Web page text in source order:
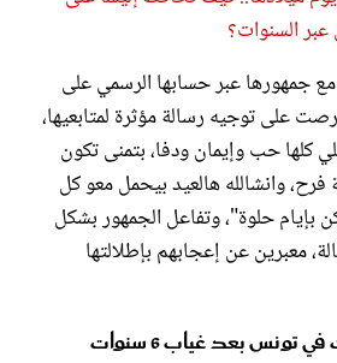
عبر السنوات؟
جمهورها عبر حسابها الرسمي على
على توجيه رسالة مؤثرة لمتابعيها،
كلها حب وإيمان ودفا، بتمنى تكون
فرح، وانشالله هالعيد بيحمل معو كل
بإيام حلوة"، وتفاعل الجمهور بشكل
معبرين عن إعجابهم بإطلالتها
تونس بعد غياب 6 سنوات